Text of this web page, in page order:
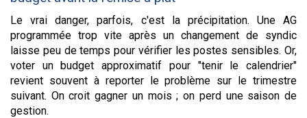
Le vrai danger, parfois, c'est la précipitation. Une AG
programmée trop vite après un changement de syndic
laisse peu de temps pour vérifier les postes sensibles. Or,
voter un budget approximatif pour "tenir le calendrier"
revient souvent à reporter le problème sur le trimestre
suivant. On croit gagner un mois ; on perd une saison de
gestion.